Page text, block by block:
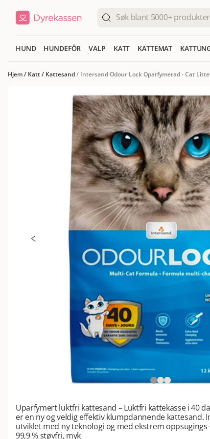
HUND HUNDEFÔR VALP KATT KATTEMAT
Hjem/ Katt/ Kattesand/ Intersand Odour Lock Oparfymerad - Cat
Uparfymert luktfri kattesand – Luktfri kattekasse i 40
er en ny og veldig effektiv klumpdannende kattesand.
utviklet med ny teknologi og med ekstrem
99,9 % støvfri, myk